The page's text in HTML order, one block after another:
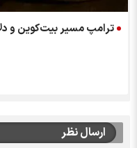
ترامپ مسیر بیت‌کوین و
ارسال نظر